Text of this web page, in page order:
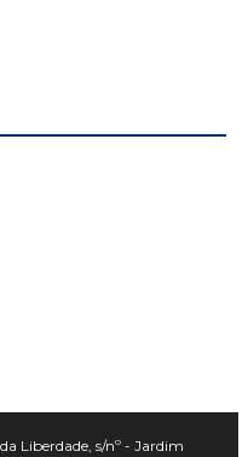
Liberdade, s/nº - Jardim